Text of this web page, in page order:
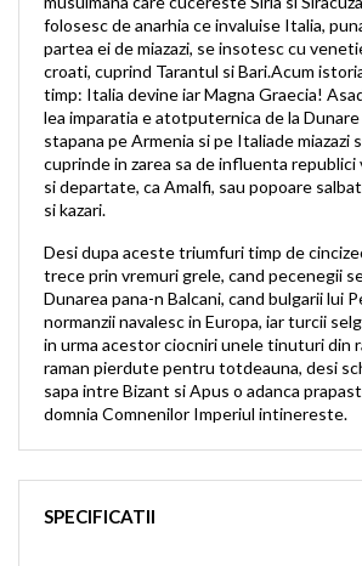
folosesc de anarhia ce invaluise Italia,
partea ei de miazazi, se insotesc cu
croati, cuprind Tarantul si Bari.Acum
timp: Italia devine iar Magna Graecia!
lea imparatia e atotputernica de la Dunare
stapana pe Armenia si pe Italiade miazazi
cuprinde in zarea sa de influenta republici
si departate, ca Amalfi, sau popoare
si kazari.
Desi dupa aceste triumfuri timp de
trece prin vremuri grele, cand pecenegii
Dunarea pana-n Balcani, cand bulgarii lui
normanzii navalesc in Europa, iar turcii
in urma acestor ciocniri unele tinuturi din
raman pierdute pentru totdeauna, desi
sapa intre Bizant si Apus o adanca
domnia Comnenilor Imperiul intinereste.
SPECIFICATII